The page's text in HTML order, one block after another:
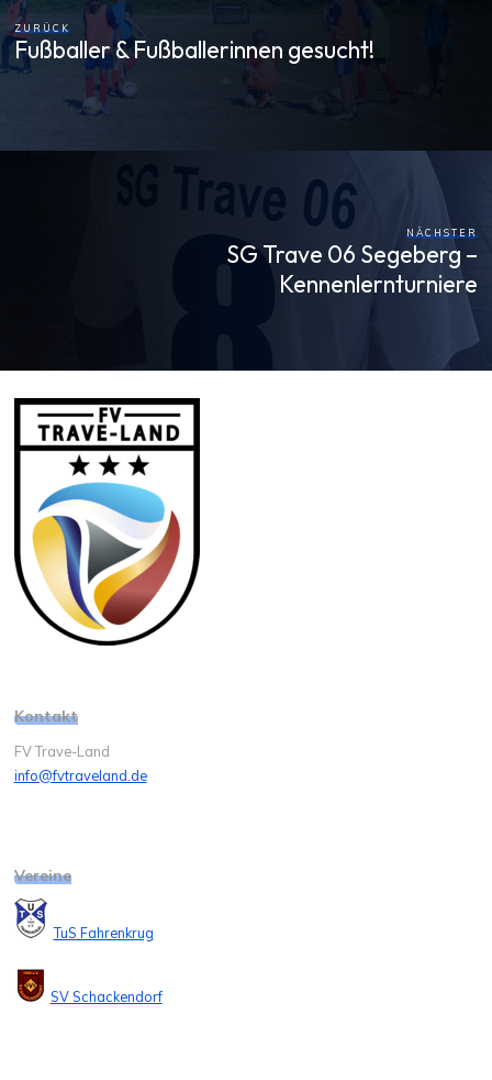
ZURÜCK
Fußballer & Fußballerinnen gesucht!
NÄCHSTER
SG Trave 06 Segeberg –
Kennenlernturniere
Kontakt
FV Trave-Land
info@fvtraveland.de
Vereine
TuS Fahrenkrug
SV Schackendorf